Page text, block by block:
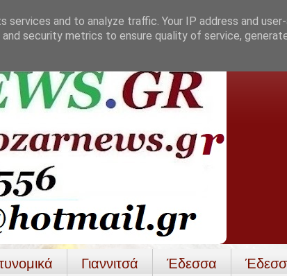
Γιαννιτσά Έδεσσα
and to analyze traffic. Your IP address and
security metrics to ensure quality of service,